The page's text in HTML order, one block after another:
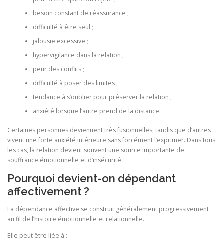
besoin constant de réassurance ;
difficulté à être seul ;
jalousie excessive ;
hypervigilance dans la relation ;
peur des conflits ;
difficulté à poser des limites ;
tendance à s’oublier pour préserver la relation ;
anxiété lorsque l’autre prend de la distance.
Certaines personnes deviennent très fusionnelles, tandis que d’autres
vivent une forte anxiété intérieure sans forcément l’exprimer. Dans tous
les cas, la relation devient souvent une source importante de
souffrance émotionnelle et d’insécurité.
Pourquoi devient-on dépendant
affectivement ?
La dépendance affective se construit généralement progressivement
au fil de l’histoire émotionnelle et relationnelle.
Elle peut être liée à :